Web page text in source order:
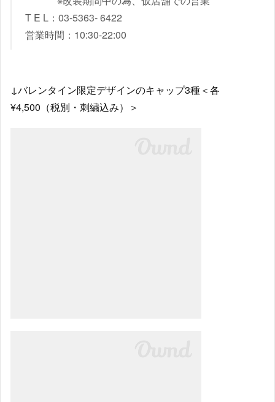
T E L：03-5363- 6422
営業時間：10:30-22:00
↓バレンタイン限定デザインのキャップ3種＜各
¥4,500（税別・刺繍込み）＞